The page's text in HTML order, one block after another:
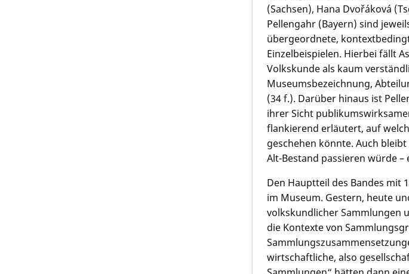
(Sachsen), Hana Dvořáková
Pellengahr (Bayern) sind
übergeordnete,
Einzelbeispielen. Hierbei fällt
Volkskunde als kaum
Museumsbezeichnung,
(34 f.). Darüber hinaus ist
ihrer Sicht
flankierend erläutert, auf
geschehen könnte. Auch
Alt-Bestand passieren würde –
Den Hauptteil des Bandes mit
im Museum. Gestern, heute
volkskundlicher Sammlungen
die Kontexte von
wirtschaftliche, also